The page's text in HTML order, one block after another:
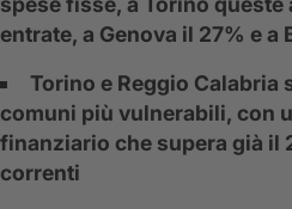
entrate, a Genova il 27% e a
Torino e Reggio Calabria
comuni più vulnerabili, con
finanziario che supera già il
correnti